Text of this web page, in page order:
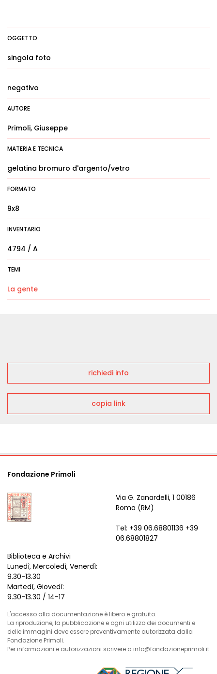
OGGETTO
singola foto
negativo
AUTORE
Primoli, Giuseppe
MATERIA E TECNICA
gelatina bromuro d'argento/vetro
FORMATO
9x8
INVENTARIO
4794 / A
TEMI
La gente
richiedi info
copia link
Fondazione Primoli
Via G. Zanardelli, 1 00186
Roma (RM)
Tel: +39 06.68801136 +39
06.68801827
Biblioteca e Archivi
Lunedì, Mercoledì, Venerdì:
9.30-13.30
Martedì, Giovedì:
9.30-13.30 / 14-17
L'accesso alla documentazione è libero e gratuito.
La riproduzione, la pubblicazione e ogni utilizzo dei documenti e
delle immagini deve essere preventivamente autorizzata dalla
Fondazione Primoli.
Per informazioni e autorizzazioni scrivere a info@fondazioneprimoli.it